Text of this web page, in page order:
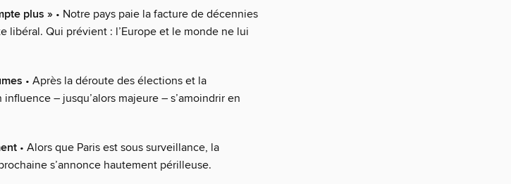
plus » • Notre pays paie la facture de décennies
libéral. Qui prévient : l’Europe et le monde ne lui
• Après la déroute des élections et la
– jusqu’alors majeure – s’amoindrir en
• Alors que Paris est sous surveillance, la
s’annonce hautement périlleuse.